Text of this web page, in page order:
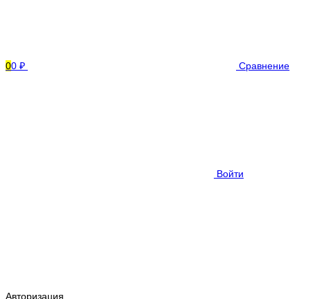
00 ₽ Сравнение
Войти
Авторизация